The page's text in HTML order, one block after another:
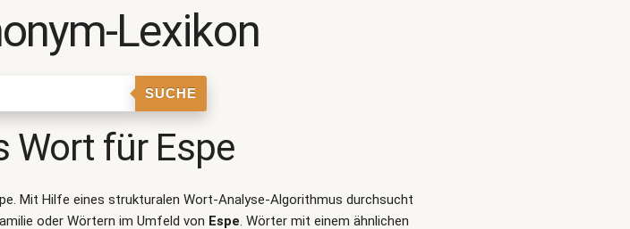
Lexikon
SUCHE
Wort für Espe
. Mit Hilfe eines strukturalen Wort-Analyse-Algorithmus durchsucht
oder Wörtern im Umfeld von Espe. Wörter mit einem ähnlichen